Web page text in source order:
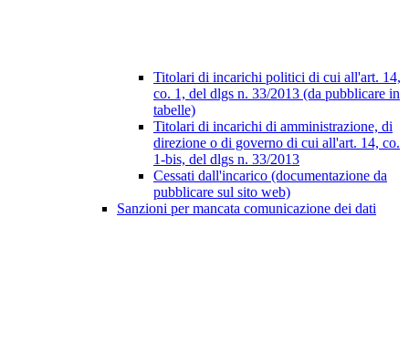
Titolari di incarichi politici di cui all'art. 14,
co. 1, del dlgs n. 33/2013 (da pubblicare in
tabelle)
Titolari di incarichi di amministrazione, di
direzione o di governo di cui all'art. 14, co.
1-bis, del dlgs n. 33/2013
Cessati dall'incarico (documentazione da
pubblicare sul sito web)
Sanzioni per mancata comunicazione dei dati